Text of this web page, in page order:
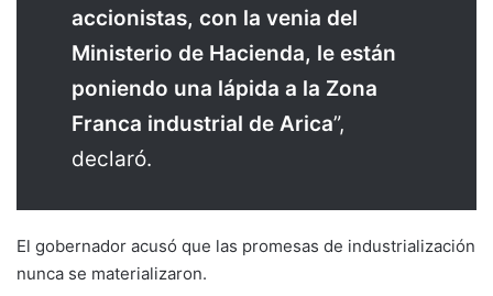
accionistas, con la venia del
Ministerio de Hacienda, le están
poniendo una lápida a la Zona
Franca industrial de Arica”,
declaró.
El gobernador acusó que las promesas de industrialización
nunca se materializaron.